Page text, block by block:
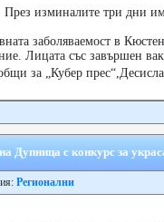
През изминалите три дни
заболяваемост в
Лицата със завършен
за „Кубер
Дупница с конкурс за
Регионални